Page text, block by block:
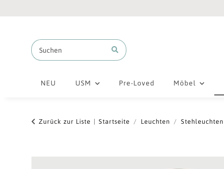
NEU USM Pre-Loved Möbel
Zurück zur Liste Startseite Leuchten Stehleuchten